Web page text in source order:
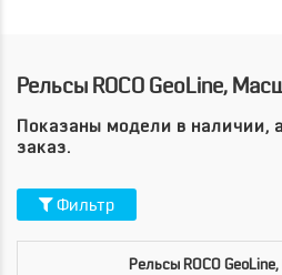
Рельсы ROCO GeoLine,
Показаны модели в наличии,
заказ.
Фильтр
Рельсы ROCO